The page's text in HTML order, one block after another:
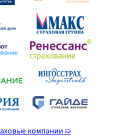
компании ➯